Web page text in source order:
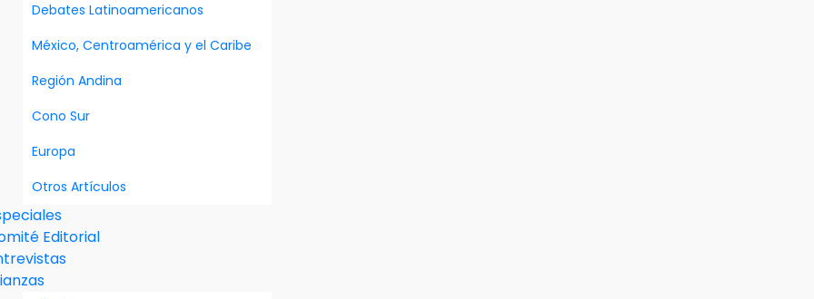
Debates Latinoamericanos
México, Centroamérica y el Caribe
Región Andina
Cono Sur
Europa
Otros Artículos
Editorial